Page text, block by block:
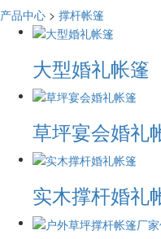
产品中心 > 撑杆帐篷
大型婚礼帐篷
草坪宴会婚礼
实木撑杆婚礼